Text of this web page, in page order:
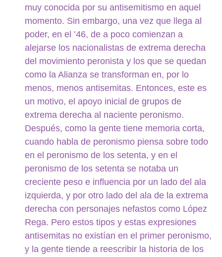
muy conocida por su antisemitismo en aquel
momento. Sin embargo, una vez que llega al
poder, en el ’46, de a poco comienzan a
alejarse los nacionalistas de extrema derecha
del movimiento peronista y los que se quedan
como la Alianza se transforman en, por lo
menos, menos antisemitas. Entonces, este es
un motivo, el apoyo inicial de grupos de
extrema derecha al naciente peronismo.
Después, como la gente tiene memoria corta,
cuando habla de peronismo piensa sobre todo
en el peronismo de los setenta, y en el
peronismo de los setenta se notaba un
creciente peso e influencia por un lado del ala
izquierda, y por otro lado del ala de la extrema
derecha con personajes nefastos como López
Rega. Pero estos tipos y estas expresiones
antisemitas no existían en el primer peronismo,
y la gente tiende a reescribir la historia de los